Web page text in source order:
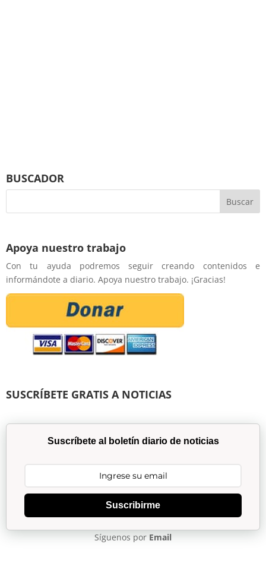
BUSCADOR
Apoya nuestro trabajo
Con tu ayuda podremos seguir creando contenidos e
informándote a diario. Apoya nuestro trabajo. ¡Gracias!
SUSCRÍBETE GRATIS A NOTICIAS
Suscríbete al boletín diario de noticias
Suscribirme
Síguenos por Email